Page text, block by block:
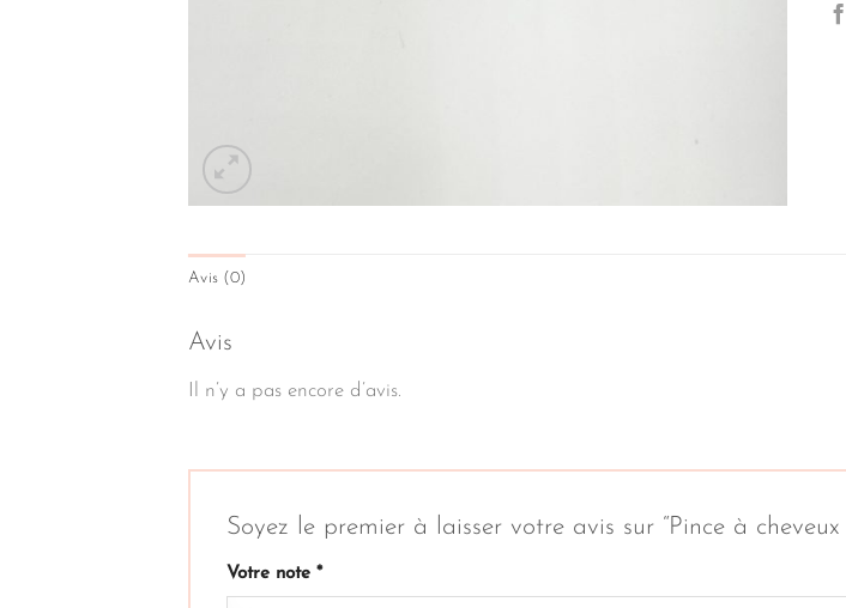
Avis (0)
Avis
Il n’y a pas encore d’avis.
Soyez le premier à laisser votre avis sur “Pince à cheveux
Votre note *